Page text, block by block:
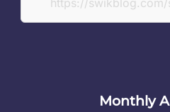
https://swikblog.com/
Monthly